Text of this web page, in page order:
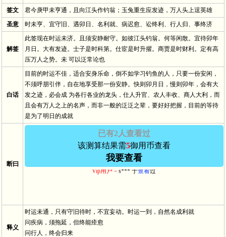
签文
君今庚甲未亨通，且向江头作钓翁；玉兔重生应发迹，万人头上逞英雄
圣意
时未亨、宜守旧、遇卯日、名利就、病迟愈、讼终利、行人归、事终济
解签
此签现在时运未济。且须安静耐守。如彼江头钓翁。何等闲散。宜待卯年
月日。大有发迹。士子是时科第。仕宦是时升擢。商贾是时财利。定有高
压万人之势。未 可以泛常论也
白话
目前的时运不佳，适合安身乐命，倒不如学习钓鱼的人，只要一份安闲，
不须呼朋引伴，自在地享受那一份安静。快则卯月日，慢则卯年，会有大
发之迹，必会成 为各行各业的龙头，仕人升官、农人丰收、商人大利，而
且会有万人之上的名声，而非一般的泛泛之辈，要好好把握，目前的等待
是为了明日的成就
断曰
已有2人查看过
该测算结果需5御用币查看
我要查看
田*** 于2024/5/30 12:21:12
Vip用户－ s*** 于查看过
释义
时运未通，只有守旧待时，不宜妄动。时运一到，自然名成利就
问疾病，须拖延，但终能痊愈
问行人，终会归来